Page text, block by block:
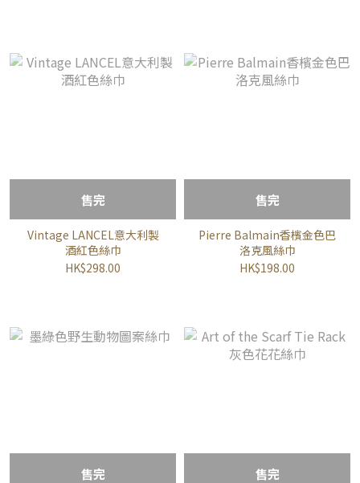
售完
Vintage LANCEL意大利製
酒紅色絲巾
HK$298.00
售完
Pierre Balmain香檳金色巴
洛克風絲巾
HK$198.00
售完 售完